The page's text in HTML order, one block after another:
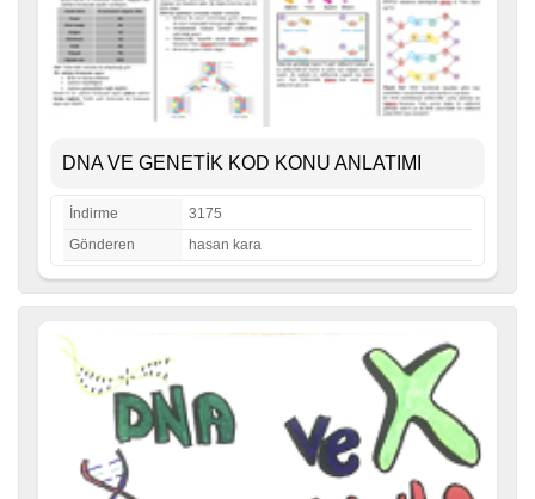
DNA VE GENETİK KOD KONU ANLATIMI
İndirme
3175
Gönderen
hasan kara